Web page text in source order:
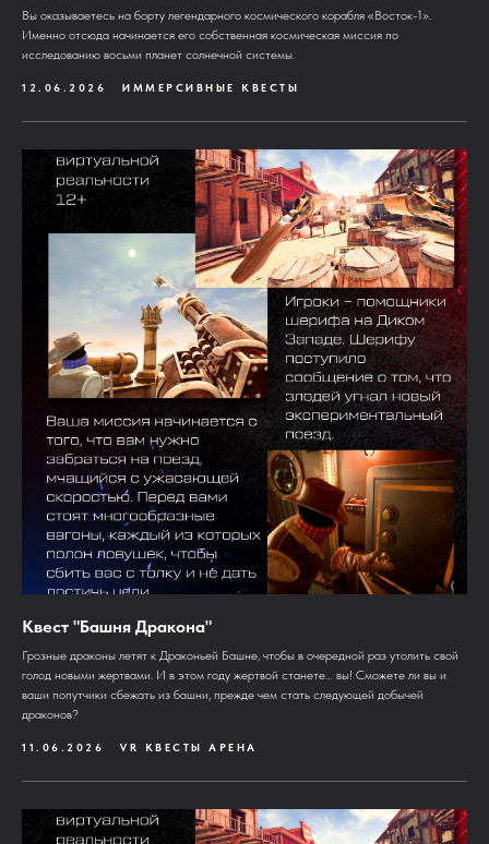
Вы оказываетесь на борту легендарного космического корабля «Восток-1».
Именно отсюда начинается его собственная космическая миссия по
исследованию восьми планет солнечной системы.
12.06.2026 ИММЕРСИВНЫЕ КВЕСТЫ
Квест "Башня Дракона"
Грозные драконы летят к Драконьей Башне, чтобы в очередной раз утолить свой
голод новыми жертвами. И в этом году жертвой станете… вы! Сможете ли вы и
ваши попутчики сбежать из башни, прежде чем стать следующей добычей
драконов?
11.06.2026 VR КВЕСТЫ АРЕНА